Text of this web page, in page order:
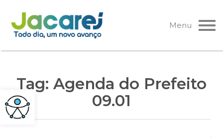
Pular
para
o
Menu
Tag: Agenda do Prefeito
09.01